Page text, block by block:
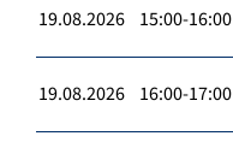
19.08.2026 15:00-16:00
19.08.2026 16:00-17:00